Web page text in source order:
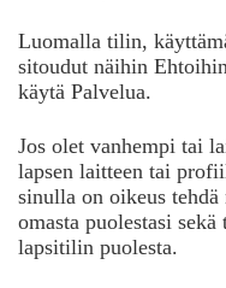
Luomalla tilin,
sitoudut näihin
käytä Palvelua.
Jos olet vanhempi tai
lapsen laitteen tai
sinulla on oikeus
omasta puolestasi
lapsitilin puolesta.